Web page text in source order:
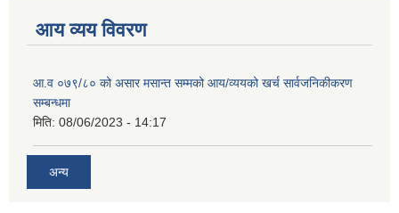
आय व्यय विवरण
आ.व ०७९/८० को असार मसान्त सम्मको आय/व्ययको खर्च सार्वजनिकीकरण
सम्बन्धमा
मिति: 08/06/2023 - 14:17
अन्य